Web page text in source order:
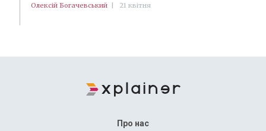
Олексій Богачевський | 21 квітня
Про нас